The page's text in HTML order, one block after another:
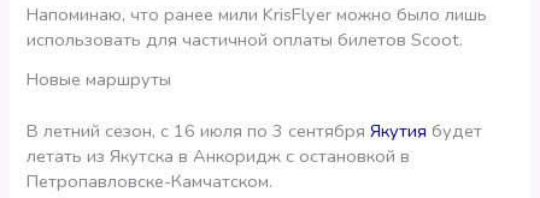
Напоминаю, что ранее мили KrisFlyer можно было лишь
использовать для частичной оплаты билетов Scoot.
Новые маршруты
В летний сезон, с 16 июля по 3 сентябряЯкутия будет
летать из Якутска в Анкоридж с остановкой в
Петропавловске-Камчатском.